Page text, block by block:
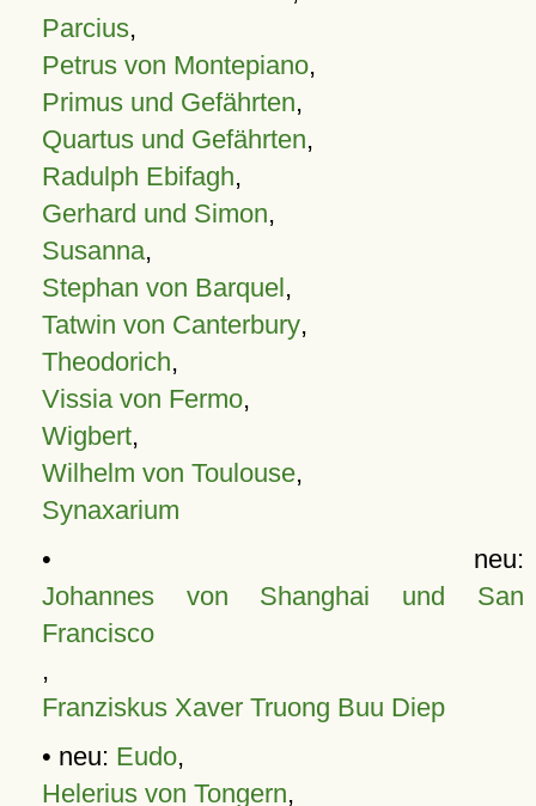
Parcius,
Petrus von Montepiano,
Primus und Gefährten,
Quartus und Gefährten,
Radulph Ebifagh,
Gerhard und Simon,
Susanna,
Stephan von Barquel,
Tatwin von Canterbury,
Theodorich,
Vissia von Fermo,
Wigbert,
Wilhelm von Toulouse,
Synaxarium
• neu:
Johannes von Shanghai und San
Francisco
,
Franziskus Xaver Truong Buu Diep
• neu: Eudo,
Helerius von Tongern,